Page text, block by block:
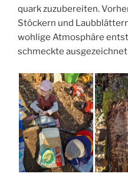
quarkzuzubereiten.
Stöckern und
wohlige Atmosphäre
schmeckte